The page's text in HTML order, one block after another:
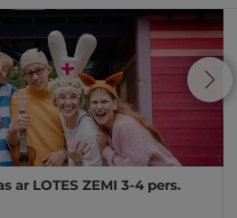
ar LOTES ZEMI 3-4 pers.